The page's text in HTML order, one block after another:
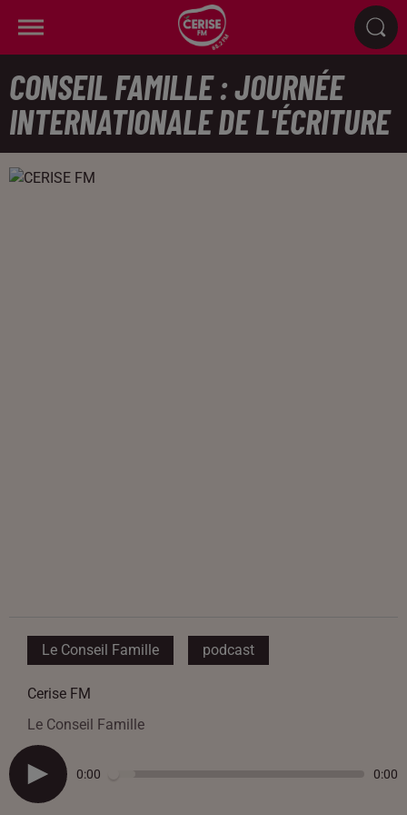
CONSEIL FAMILLE : JOURNÉE
INTERNATIONALE DE L'ÉCRITURE
Le Conseil Famille podcast
Cerise FM
Le Conseil Famille
0:00 0:00